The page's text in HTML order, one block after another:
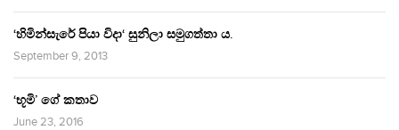
‘හිමින්සැරේ පියා විදා‘ සුනිලා සමුගත්තා ය.
September 9, 2013
‘භූමි’ ගේ කතාව
June 23, 2016